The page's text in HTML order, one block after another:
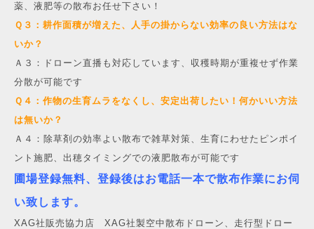
薬、液肥等の散布お任せ下さい！
Ｑ３：耕作面積が増えた、人手の掛からない効率の良い方法はな
いか？
Ａ３：ドローン直播も対応しています、収穫時期が重複せず作業
分散が可能です
Ｑ４：作物の生育ムラをなくし、安定出荷したい！何かいい方法
は無いか？
Ａ４：除草剤の効率よい散布で雑草対策、生育にわせたピンポイ
ント施肥、出穂タイミングでの液肥散布が可能です
圃場登録無料、登録後はお電話一本で散布作業にお伺
い致します。
XAG社販売協力店 XAG社製空中散布ドローン、走行型ドロー